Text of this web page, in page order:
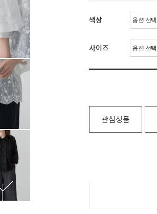
색상
사이즈
관심상품